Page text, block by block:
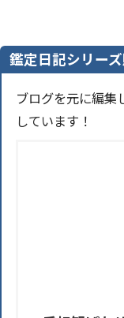
鑑定日記シリーズ
ブログを元に編
しています！